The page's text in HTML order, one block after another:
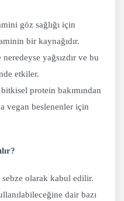
göz sağlığı için
bir kaynağıdır.
yağsızdır ve bu
etkiler.
protein bakımından
vegan beslenenler için
olarak kabul edilir.
dair bazı